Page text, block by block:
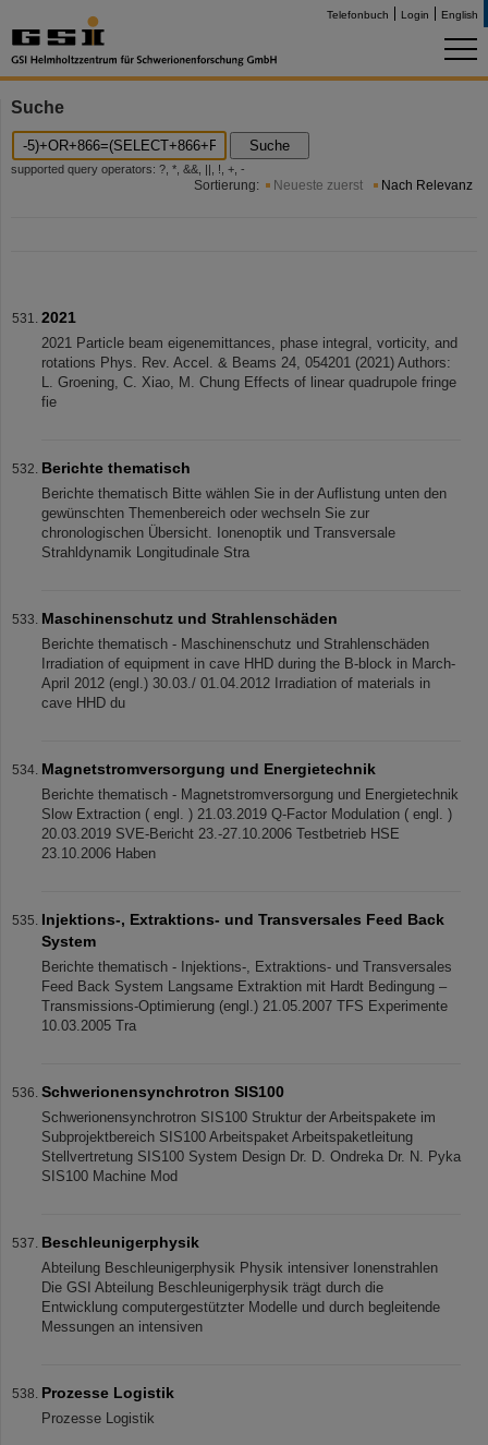
Telefonbuch Login English
Suche
Suche
supported query operators: ?, *, &&, ||, !, +, -
Sortierung: Neueste zuerst Nach Relevanz
2021
2021 Particle beam eigenemittances, phase integral, vorticity, and
rotations Phys. Rev. Accel. & Beams 24, 054201 (2021) Authors:
L. Groening, C. Xiao, M. Chung Effects of linear quadrupole fringe
fie
Berichte thematisch
Berichte thematisch Bitte wählen Sie in der Auflistung unten den
gewünschten Themenbereich oder wechseln Sie zur
chronologischen Übersicht. Ionenoptik und Transversale
Strahldynamik Longitudinale Stra
Maschinenschutz und Strahlenschäden
Berichte thematisch - Maschinenschutz und Strahlenschäden
Irradiation of equipment in cave HHD during the B-block in March-
April 2012 (engl.) 30.03./ 01.04.2012 Irradiation of materials in
cave HHD du
Magnetstromversorgung und Energietechnik
Berichte thematisch - Magnetstromversorgung und Energietechnik
Slow Extraction ( engl. ) 21.03.2019 Q-Factor Modulation ( engl. )
20.03.2019 SVE-Bericht 23.-27.10.2006 Testbetrieb HSE
23.10.2006 Haben
Injektions-, Extraktions- und Transversales Feed Back
System
Berichte thematisch - Injektions-, Extraktions- und Transversales
Feed Back System Langsame Extraktion mit Hardt Bedingung –
Transmissions-Optimierung (engl.) 21.05.2007 TFS Experimente
10.03.2005 Tra
Schwerionensynchrotron SIS100
Schwerionensynchrotron SIS100 Struktur der Arbeitspakete im
Subprojektbereich SIS100 Arbeitspaket Arbeitspaketleitung
Stellvertretung SIS100 System Design Dr. D. Ondreka Dr. N. Pyka
SIS100 Machine Mod
Beschleunigerphysik
Abteilung Beschleunigerphysik Physik intensiver Ionenstrahlen
Die GSI Abteilung Beschleunigerphysik trägt durch die
Entwicklung computergestützter Modelle und durch begleitende
Messungen an intensiven
Prozesse Logistik
Prozesse Logistik